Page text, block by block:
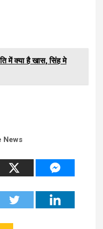
में क्या है खास, सिंह मे
News